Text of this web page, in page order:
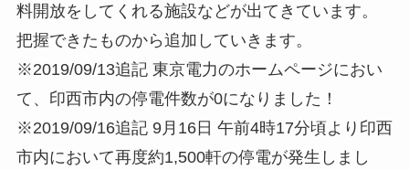
料開放をしてくれる施設などが出てきています。
把握できたものから追加していきます。
※2019/09/13追記 東京電力のホームページにおい
て、印西市内の停電件数が0になりました！
※2019/09/16追記 9月16日 午前4時17分頃より印西
市内において再度約1,500軒の停電が発生しまし